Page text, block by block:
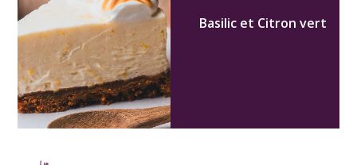
Basilic et Citron vert